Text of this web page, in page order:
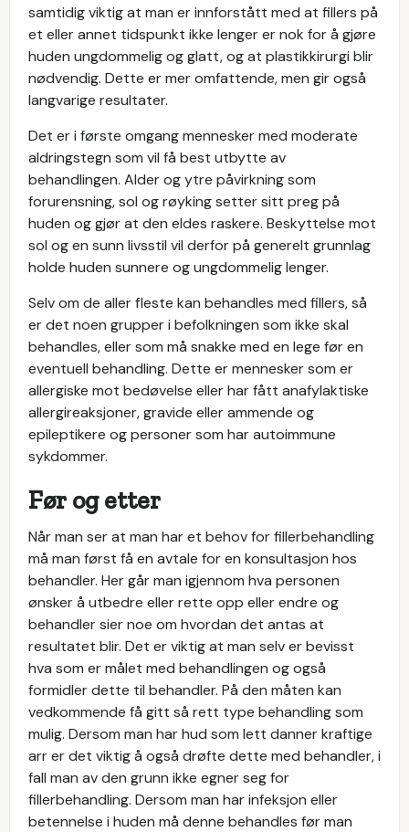
samtidig viktig at man er innforstått med at fillers på
et eller annet tidspunkt ikke lenger er nok for å gjøre
huden ungdommelig og glatt, og at plastikkirurgi blir
nødvendig. Dette er mer omfattende, men gir også
langvarige resultater.
Det er i første omgang mennesker med moderate
aldringstegn som vil få best utbytte av
behandlingen. Alder og ytre påvirkning som
forurensning, sol og røyking setter sitt preg på
huden og gjør at den eldes raskere. Beskyttelse mot
sol og en sunn livsstil vil derfor på generelt grunnlag
holde huden sunnere og ungdommelig lenger.
Selv om de aller fleste kan behandles med fillers, så
er det noen grupper i befolkningen som ikke skal
behandles, eller som må snakke med en lege før en
eventuell behandling. Dette er mennesker som er
allergiske mot bedøvelse eller har fått anafylaktiske
allergireaksjoner, gravide eller ammende og
epileptikere og personer som har autoimmune
sykdommer.
Før og etter
Når man ser at man har et behov for fillerbehandling
må man først få en avtale for en konsultasjon hos
behandler. Her går man igjennom hva personen
ønsker å utbedre eller rette opp eller endre og
behandler sier noe om hvordan det antas at
resultatet blir. Det er viktig at man selv er bevisst
hva som er målet med behandlingen og også
formidler dette til behandler. På den måten kan
vedkommende få gitt så rett type behandling som
mulig. Dersom man har hud som lett danner kraftige
arr er det viktig å også drøfte dette med behandler, i
fall man av den grunn ikke egner seg for
fillerbehandling. Dersom man har infeksjon eller
betennelse i huden må denne behandles før man